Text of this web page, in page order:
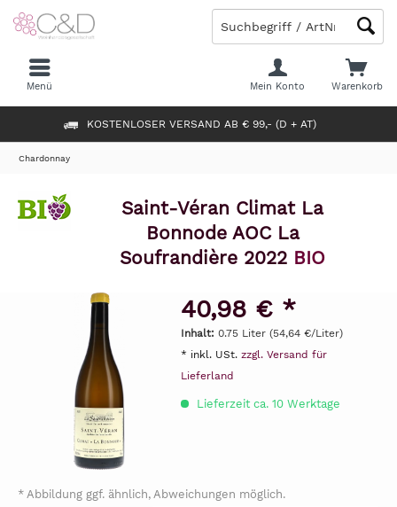
KOSTENLOSER VERSAND AB € 99,- (D + AT)
Warenkorb
Mein Konto
Menü
Chardonnay
Saint-Véran Climat La
Bonnode AOC La
Soufrandière 2022 BIO
40,98 € *
Inhalt: 0.75 Liter (54,64 €/Liter)
* inkl. USt. zzgl. Versand für
Lieferland
Lieferzeit ca. 10 Werktage
* Abbildung ggf. ähnlich, Abweichungen möglich.